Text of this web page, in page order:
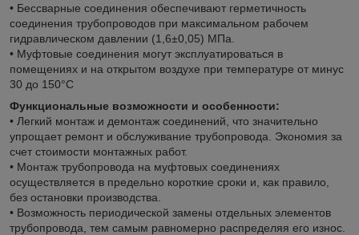
• Бессварные соединения обеспечивают герметичность
соединения трубопроводов при максимальном рабочем
гидравлическом давлении (1,6±0,05) МПа.
• Муфтовые соединения могут эксплуатироваться в
помещениях и на открытом воздухе при температуре от минус
30 до 150°С
Функциональные возможности и особенности:
• Легкий монтаж и демонтаж соединений, что значительно
упрощает ремонт и обслуживание трубопровода. Экономия за
счет стоимости монтажных работ.
• Монтаж трубопровода на муфтовых соединениях
осуществляется в предельно короткие сроки и, как правило,
без остановки производства.
• Возможность периодической замены отдельных элементов
трубопровода, тем самым равномерно распределяя его износ.